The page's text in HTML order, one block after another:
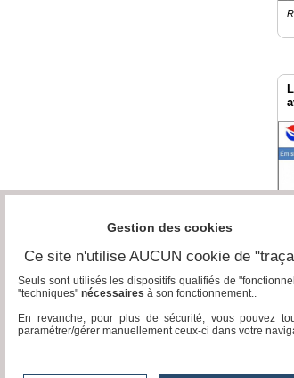
Gestion des cookies
Ce site n'utilise AUCUN cookie de
Seuls sont utilisés les dispositifs qualifiés de
"techniques" nécessaires à son fonctionnement..
En revanche, pour plus de sécurité, vous pouvez
paramétrer/gérer manuellement ceux-ci dans votre